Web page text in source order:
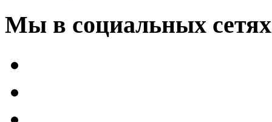
Мы в социальных сетях